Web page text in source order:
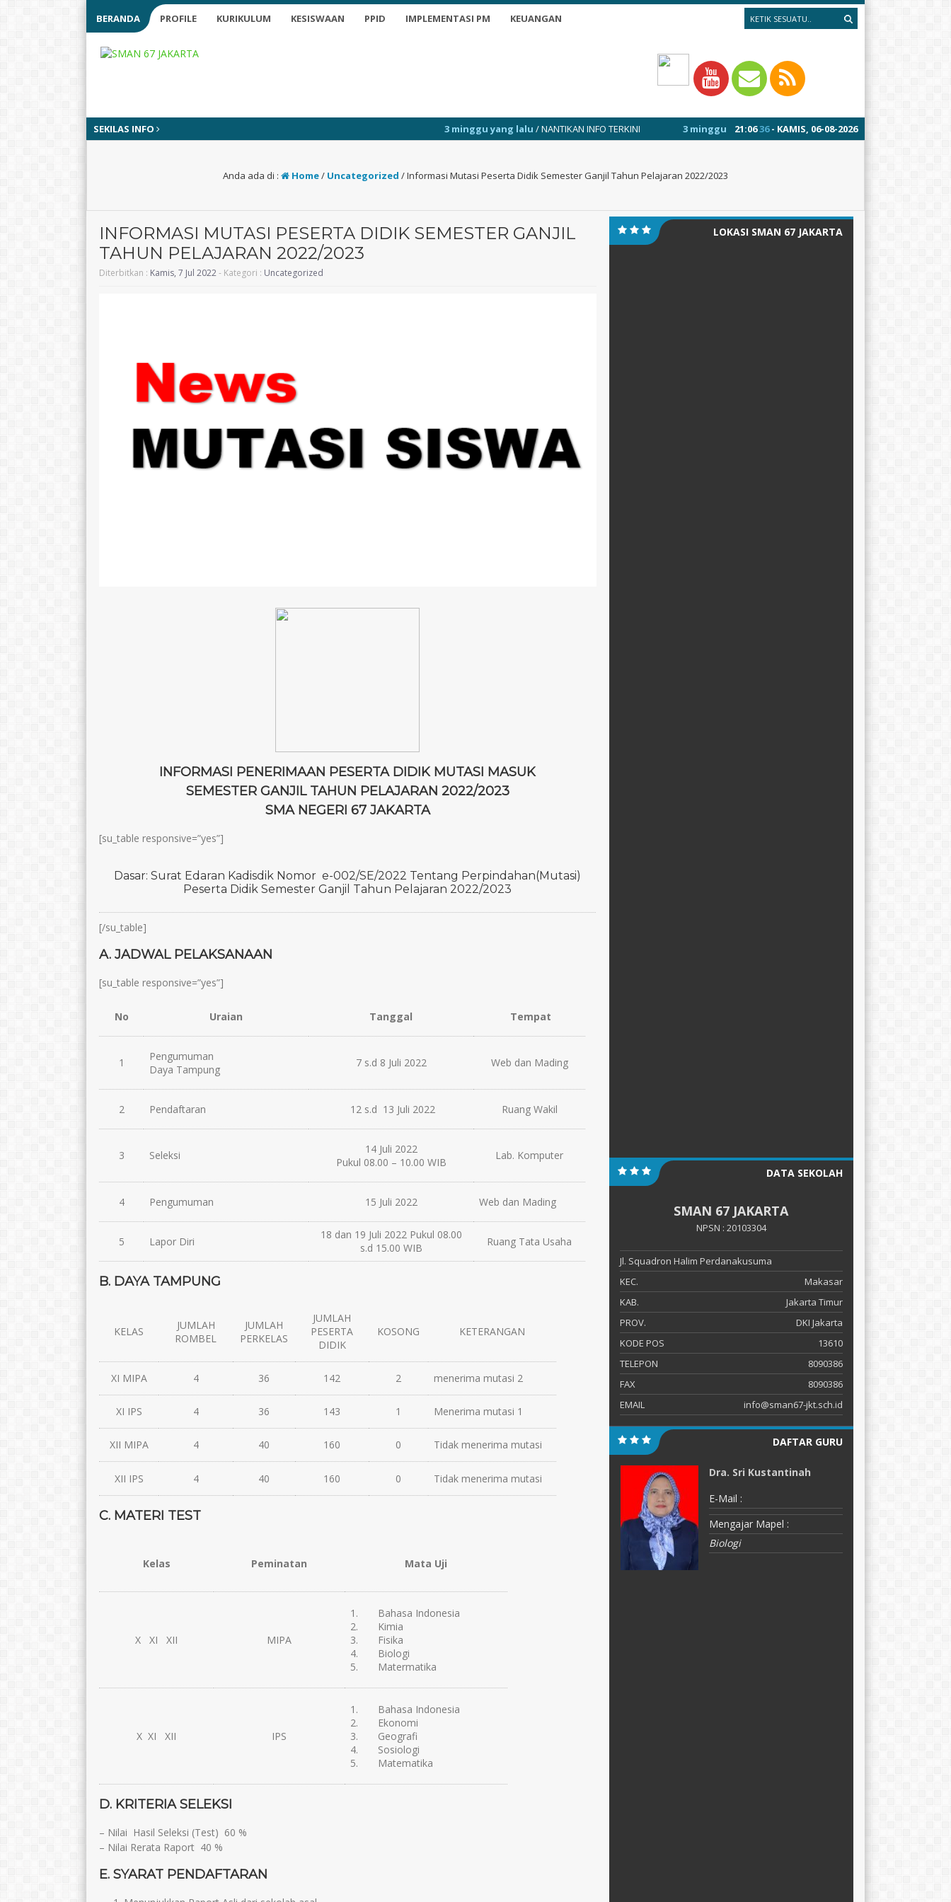
BERANDA PROFILE KURIKULUM KESISWAAN PPID IMPLEMENTASI PM KEUANGAN
SEKILAS INFO 21:0637- KAMIS, 06-08-2026
3 minggu yang lalu/ NANTIKAN INFO TERKINI 3 minggu yang lalu/ MPLS 13-17 JULI 2026 1 tahun yang lalu
Anda ada di : Home/ Uncategorized /Informasi Mutasi Peserta Didik Semester Ganjil Tahun Pelajaran 2022/2023
INFORMASI MUTASI PESERTA DIDIK SEMESTER GANJIL
TAHUN PELAJARAN 2022/2023
Diterbitkan : Kamis, 7 Jul 2022- Kategori : Uncategorized
INFORMASI PENERIMAAN PESERTA DIDIK MUTASI MASUK
SEMESTER GANJIL TAHUN PELAJARAN 2022/2023
SMA NEGERI 67 JAKARTA
[su_table responsive=”yes”]
Dasar: Surat Edaran Kadisdik Nomor e-002/SE/2022 Tentang Perpindahan(Mutasi)
Peserta Didik Semester Ganjil Tahun Pelajaran 2022/2023
[/su_table]
A. JADWAL PELAKSANAAN
[su_table responsive=”yes”]
No Uraian Tanggal Tempat
1
Pengumuman
Daya Tampung
7 s.d 8 Juli 2022 Web dan Mading
2 Pendaftaran 12 s.d 13 Juli 2022 Ruang Wakil
3 Seleksi
14 Juli 2022
Pukul 08.00 – 10.00 WIB
Lab. Komputer
4 Pengumuman 15 Juli 2022 Web dan Mading
5 Lapor Diri
18 dan 19 Juli 2022 Pukul 08.00
s.d 15.00 WIB
Ruang Tata Usaha
B. DAYA TAMPUNG
KELAS
JUMLAH
ROMBEL
JUMLAH
PERKELAS
JUMLAH
PESERTA
DIDIK
KOSONG KETERANGAN
XI MIPA 4 36 142 2 menerima mutasi 2
XI IPS 4 36 143 1 Menerima mutasi 1
XII MIPA 4 40 160 0 Tidak menerima mutasi
XII IPS 4 40 160 0 Tidak menerima mutasi
C. MATERI TEST
Kelas Peminatan Mata Uji
X XI XII MIPA
1. Bahasa Indonesia
2. Kimia
3. Fisika
4. Biologi
5. Matermatika
X XI XII IPS
1. Bahasa Indonesia
2. Ekonomi
3. Geografi
4. Sosiologi
5. Matematika
D. KRITERIA SELEKSI
– Nilai Hasil Seleksi (Test) 60 %
– Nilai Rerata Raport 40 %
E. SYARAT PENDAFTARAN
LOKASI SMAN 67 JAKARTA
DATA SEKOLAH
SMAN 67 JAKARTA
NPSN : 20103304
Jl. Squadron Halim Perdanakusuma
KEC.
Makasar
KAB.
Jakarta Timur
PROV.
DKI Jakarta
KODE POS
13610
TELEPON
8090386
FAX
8090386
EMAIL
info@sman67-jkt.sch.id
DAFTAR GURU
Maulana Maududi, S.Pd.
Apit Juhara, M.Pd.
E-Mail :
Mulyono, S.Pd.
E-Mail :
Dra. Sri Kustantinah
E-Mail :
Mengajar Mapel :
Biologi